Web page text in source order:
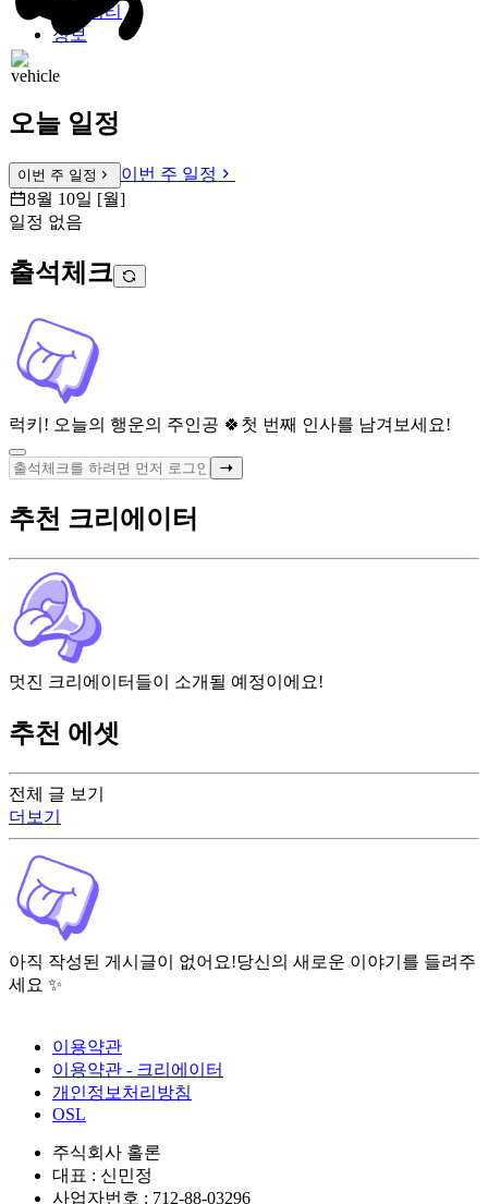
커뮤니티
정보
오늘 일정
이번 주 일정
이번 주 일정
8월 10일 [월]
일정 없음
출석체크
럭키! 오늘의 행운의 주인공 🍀 첫 번째 인사를 남겨보세요!
전체 글 보기
더보기
아직 작성된 게시글이 없어요!당신의 새로운 이야기를 들려주
세요 ✨
추천 크리에이터
멋진 크리에이터들이 소개될 예정이에요!
추천 에셋
이용약관
이용약관 - 크리에이터
개인정보처리방침
OSL
주식회사 홀론
대표 : 신민정
사업자번호 : 712-88-03296